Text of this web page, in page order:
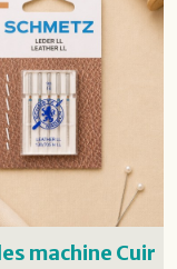
machine Cuir